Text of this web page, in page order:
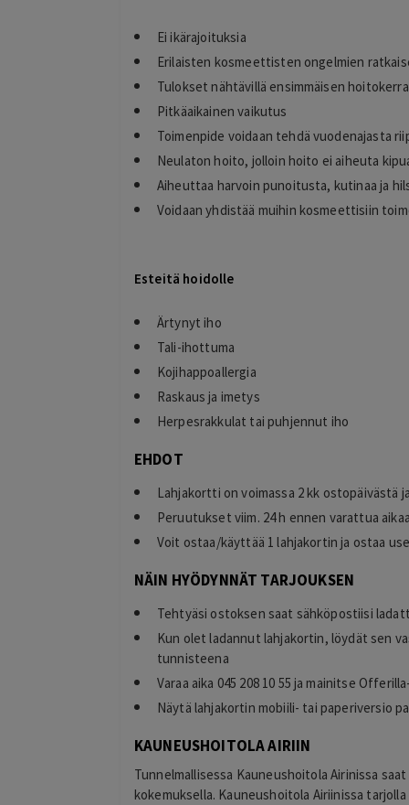
Ei ikärajoituksia
Erilaisten kosmeettisten ongelmien
Tulokset nähtävillä ensimmäisen
Pitkäaikainen vaikutus
Toimenpide voidaan tehdä vuodenajasta
Neulaton hoito, jolloin hoito ei aiheuta
Aiheuttaa harvoin punoitusta, kutinaa ja
Voidaan yhdistää muihin kosmeettisiin
Esteitä hoidolle
Ärtynyt iho
Tali-ihottuma
Kojihappoallergia
Raskaus ja imetys
Herpesrakkulat tai puhjennut iho
EHDOT
Lahjakortti on voimassa 2 kk ostopäivästä
Peruutukset viim. 24 h ennen varattua aikaa
Voit ostaa/käyttää 1 lahjakortin ja ostaa
NÄIN HYÖDYNNÄT TARJOUKSEN
Tehtyäsi ostoksen saat sähköpostiisi
Kun olet ladannut lahjakortin, löydät sen
tunnisteena
Varaa aika 045 208 10 55 ja mainitse
Näytä lahjakortin mobiili- tai paperiversio
KAUNEUSHOITOLA AIRIIN
Tunnelmallisessa Kauneushoitola Airinissa
kokemuksella. Kauneushoitola Airiinissa
T
helsinki
2 days ago